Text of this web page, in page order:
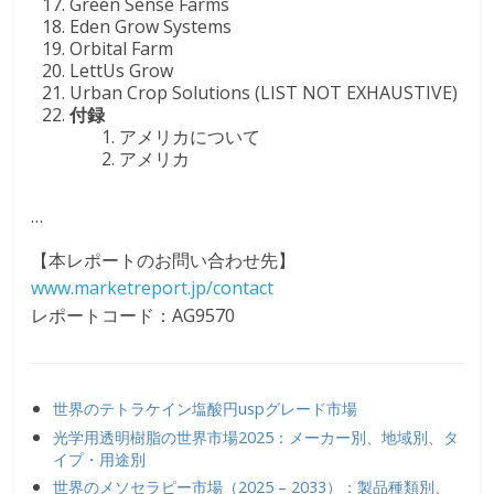
Eden Grow Systems
Orbital Farm
LettUs Grow
Urban Crop Solutions (LIST NOT EXHAUSTIVE)
付録
アメリカについて
アメリカ
…
【本レポートのお問い合わせ先】
www.marketreport.jp/contact
レポートコード：AG9570
世界のテトラケイン塩酸円uspグレード市場
光学用透明樹脂の世界市場2025：メーカー別、地域別、タ
イプ・用途別
世界のメソセラピー市場（2025 – 2033）：製品種類別、